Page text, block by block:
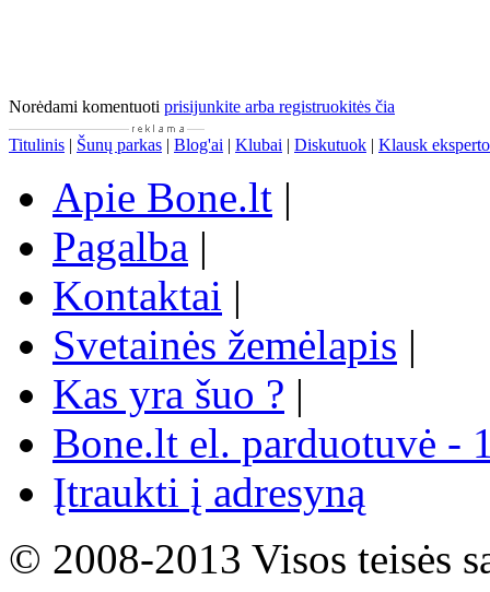
Norėdami komentuoti prisijunkite arba registruokitės čia
Titulinis | Šunų parkas | Blog'ai | Klubai | Diskutuok | Klausk eksperto
Apie Bone.lt |
Pagalba |
Kontaktai |
Svetainės žemėlapis |
Kas yra šuo ? |
Bone.lt el. parduotuvė -
Įtraukti į adresyną
© 2008-2013 Visos teisės